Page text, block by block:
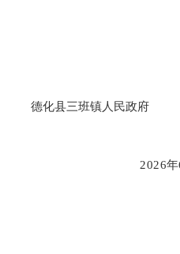
德化县三班镇人民政府
2026年